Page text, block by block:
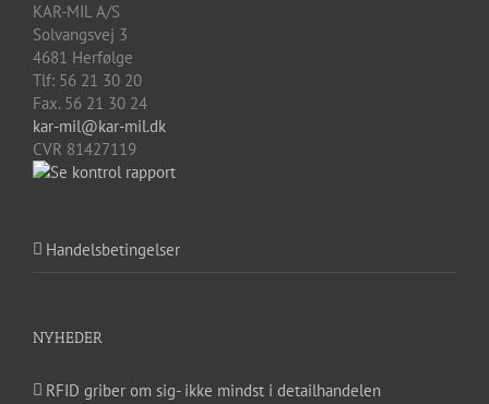
KAR-MIL A/S
Solvangsvej 3
4681 Herfølge
Tlf: 56 21 30 20
Fax. 56 21 30 24
kar-mil@kar-mil.dk
CVR 81427119
Handelsbetingelser
NYHEDER
RFID griber om sig- ikke mindst i detailhandelen